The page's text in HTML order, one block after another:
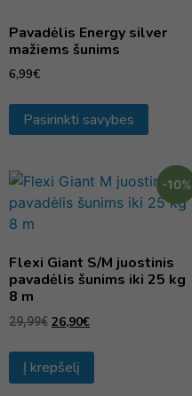
Pavadėlis Energy silver
mažiems šunims
6,99€
Pasirinkti savybes
-10%
Flexi Giant S/M juostinis
pavadėlis šunims iki 25 kg
8 m
29,99€ 26,90€
Į krepšelį